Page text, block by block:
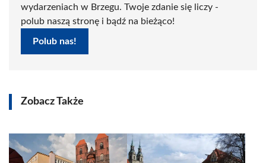
wydarzeniach w Brzegu. Twoje zdanie się liczy -
polub naszą stronę i bądź na bieżąco!
Polub nas!
Zobacz Także